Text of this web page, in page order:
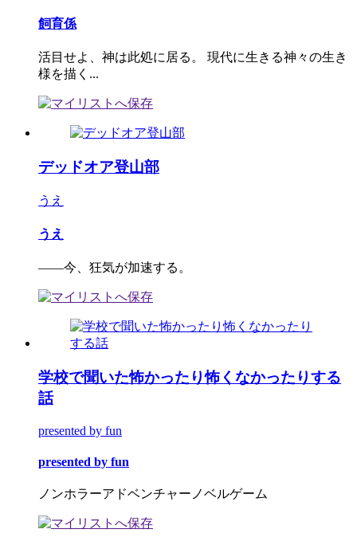
飼育係
活目せよ、神は此処に居る。 現代に生きる神々の生き
様を描く...
デッドオア登山部
うえ
うえ
――今、狂気が加速する。
学校で聞いた怖かったり怖くなかったりする
話
presented by fun
presented by fun
ノンホラーアドベンチャーノベルゲーム